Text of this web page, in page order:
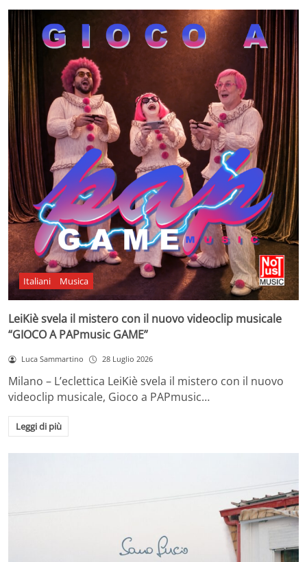
Italiani Musica
LeiKiè svela il mistero con il nuovo videoclip musicale
“GIOCO A PAPmusic GAME”
Luca Sammartino 28 Luglio 2026
Milano – L’eclettica LeiKiè svela il mistero con il nuovo
videoclip musicale, Gioco a PAPmusic…
Leggi di più